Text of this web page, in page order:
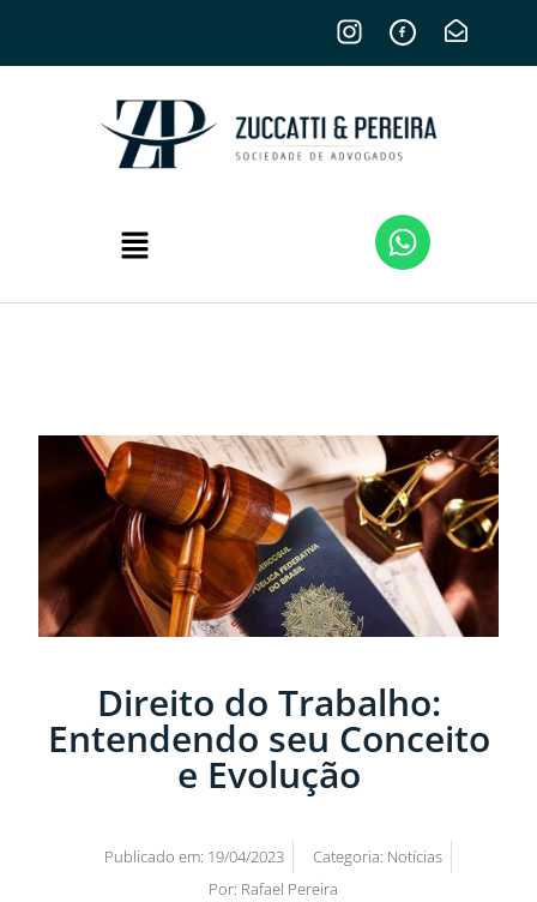
Direito do Trabalho:
Entendendo seu Conceito
e Evolução
Publicado em: 19/04/2023 Categoria: Notícias
Por: Rafael Pereira